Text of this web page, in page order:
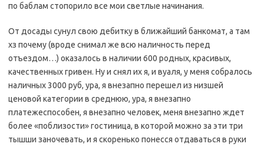
по баблам стопорило все мои светлые начинания.
От досады сунул свою дебитку в ближайший банкомат, а там
хз почему (вроде снимал же всю наличность перед
отъездом…) оказалось в наличии 600 родных, красивых,
качественных гривен. Ну и снял их я, и вуаля, у меня собралось
наличных 3000 руб, ура, я внезапно перешел из низшей
ценовой категории в среднюю, ура, я внезапно
платежеспособен, я внезапно человек, меня внезапно ждет
более «поблизости» гостиница, в которой можно за эти три
тышши заночевать, и я скоренько понесся отдаваться в руки